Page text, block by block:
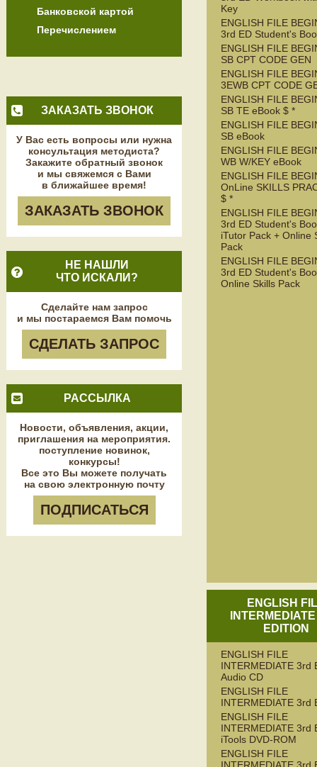
Банковской картой
Перечислением
ЗАКАЗАТЬ ЗВОНОК
У Вас есть вопросы или нужна
консультация методиста?
Закажите обратный звонок
и мы свяжемся с Вами
в ближайшее время!
ЗАКАЗАТЬ ЗВОНОК
НЕ НАШЛИ
ЧТО ИСКАЛИ?
Сделайте нам запрос
и мы постараемся Вам помочь
СДЕЛАТЬ ЗАПРОС
РАССЫЛКА
Новости, объявления, акции,
приглашения на мероприятия.
поступление новинок,
конкурсы!
Все это Вы можете получать
на свою электронную почту
ПОДПИСАТЬСЯ
Key
ENGLISH FILE
3rd ED Student's
ENGLISH FILE
SB CPT CODE GEN
ENGLISH FILE
3EWB CPT CODE
ENGLISH FILE
SB TE eBook $ *
ENGLISH FILE
SB eBook
ENGLISH FILE
WB W/KEY eBook
ENGLISH FILE
OnLine SKILLS
$ *
ENGLISH FILE
3rd ED Student's
iTutor Pack + Online
Pack
ENGLISH FILE
3rd ED Student's
Online Skills Pack
ENGLISH
EDITION
ENGLISH FILE
INTERMEDIATE 3rd
Audio CD
ENGLISH FILE
INTERMEDIATE 3rd
ENGLISH FILE
INTERMEDIATE 3rd
iTools DVD-ROM
ENGLISH FILE